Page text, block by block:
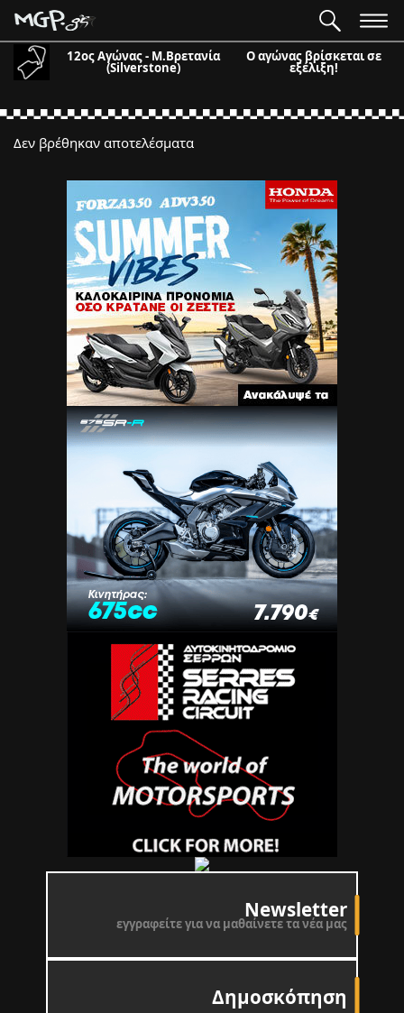
12ος Αγώνας - Μ.Βρετανία
(Silverstone)
Ο αγώνας βρίσκεται σε
εξέλιξη!
Newsletter
εγγραφείτε για να μαθαίνετε τα νέα μας
Δημοσκόπηση
Δεν βρέθηκαν αποτελέσματα